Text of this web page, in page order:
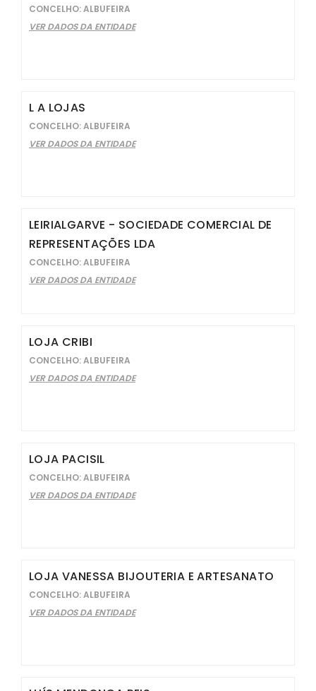
CONCELHO: ALBUFEIRA
VER DADOS DA ENTIDADE
L A LOJAS
CONCELHO: ALBUFEIRA
VER DADOS DA ENTIDADE
LEIRIALGARVE - SOCIEDADE COMERCIAL DE
REPRESENTAÇÕES LDA
CONCELHO: ALBUFEIRA
VER DADOS DA ENTIDADE
LOJA CRIBI
CONCELHO: ALBUFEIRA
VER DADOS DA ENTIDADE
LOJA PACISIL
CONCELHO: ALBUFEIRA
VER DADOS DA ENTIDADE
LOJA VANESSA BIJOUTERIA E ARTESANATO
CONCELHO: ALBUFEIRA
VER DADOS DA ENTIDADE